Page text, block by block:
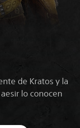
de Kratos y la
lo conocen